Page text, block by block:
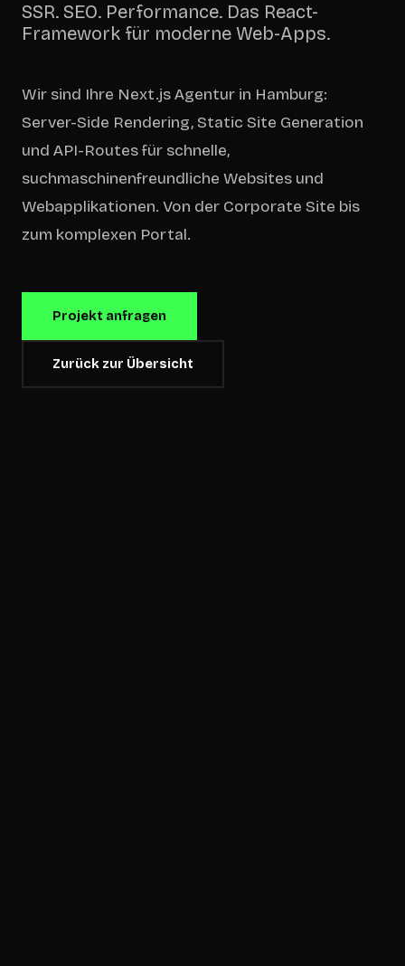
SSR. SEO. Performance. Das React-
Framework für moderne Web-Apps.
Wir sind Ihre Next.js Agentur in Hamburg:
Server-Side Rendering, Static Site Generation
und API-Routes für schnelle,
suchmaschinenfreundliche Websites und
Webapplikationen. Von der Corporate Site bis
zum komplexen Portal.
Projekt anfragen
Zurück zur Übersicht